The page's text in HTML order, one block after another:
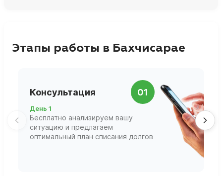
Этапы работы в Бахчисарае
Консультация 01
День 1
Бесплатно анализируем вашу
ситуацию и предлагаем
оптимальный план списания долгов